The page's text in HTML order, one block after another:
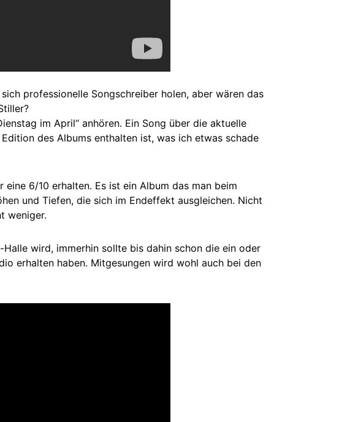
professionelle Songschreiber holen, aber wären das
im April“ anhören. Ein Song über die aktuelle
des Albums enthalten ist, was ich etwas schade
6/10 erhalten. Es ist ein Album das man beim
und Tiefen, die sich im Endeffekt ausgleichen. Nicht
weniger.
wird, immerhin sollte bis dahin schon die ein oder
erhalten haben. Mitgesungen wird wohl auch bei den